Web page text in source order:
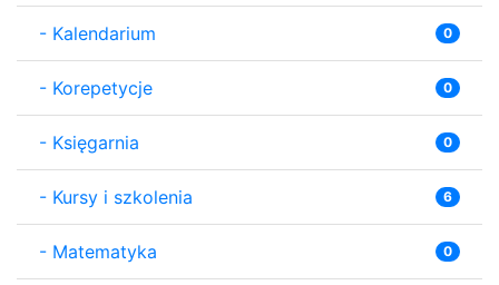
- Kalendarium 0
- Korepetycje 0
- Księgarnia 0
- Kursy i szkolenia 6
- Matematyka 0